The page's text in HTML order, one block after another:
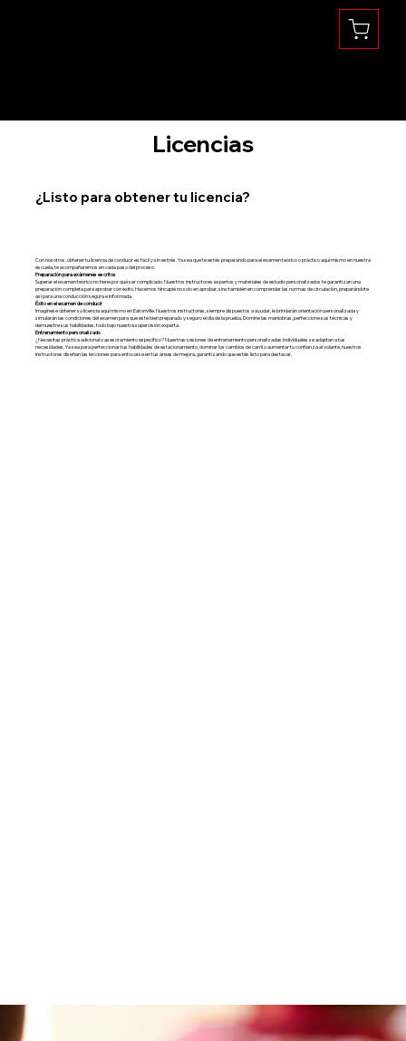
Con nosotros, obtener tu licencia de conducir es fácil y sin estrés. Ya sea que te estés preparando para el examen teórico o práctico aquí mismo en nuestra
escuela, te acompañaremos en cada paso del proceso.
Preparación para exámenes escritos
Superar el examen teórico no tiene por qué ser complicado. Nuestros instructores expertos y materiales de estudio personalizados te garantizan una
preparación completa para aprobar con éxito. Hacemos hincapié no solo en aprobar, sino también en comprender las normas de circulación, preparándote
así para una conducción segura e informada.
Éxito en el examen de conducir
Imagínese obtener su licencia aquí mismo en Eatonville. Nuestros instructores, siempre dispuestos a ayudar, le brindarán orientación personalizada y
simularán las condiciones del examen para que esté bien preparado y seguro el día de la prueba. Domine las maniobras, perfeccione sus técnicas y
demuestre sus habilidades, todo bajo nuestra supervisión experta.
Entrenamiento personalizado
¿Necesitas práctica adicional o asesoramiento específico? Nuestras sesiones de entrenamiento personalizadas individuales se adaptan a tus
necesidades. Ya sea para perfeccionar tus habilidades de estacionamiento, dominar los cambios de carril o aumentar tu confianza al volante, nuestros
instructores diseñan las lecciones para enfocarse en tus áreas de mejora, garantizando que estés listo para destacar.
Licencias
¿Listo para obtener tu licencia?